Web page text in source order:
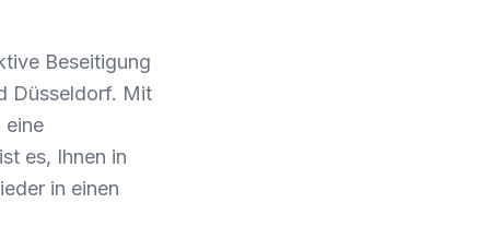
Beseitigung
Düsseldorf. Mit
eine
es, Ihnen in
in einen